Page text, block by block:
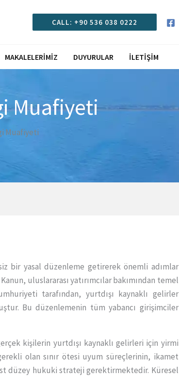
CALL: +90 536 038 0222
MAKALELERIMIZ DUYURULAR İLETIŞIM
Muafiyeti
Muafiyeti
bir yasal düzenleme getirerek önemli adımlar
Kanun, uluslararası yatırımcılar bakımından temel
tarafından, yurtdışı kaynaklı gelirler
Bu düzenlemenin tüm yabancı girişimciler
kişilerin yurtdışı kaynaklı gelirleri için yirmi
olan sınır ötesi uyum süreçlerinin, ikamet
düzey hukuki strateji gerektirmektedir. Küresel